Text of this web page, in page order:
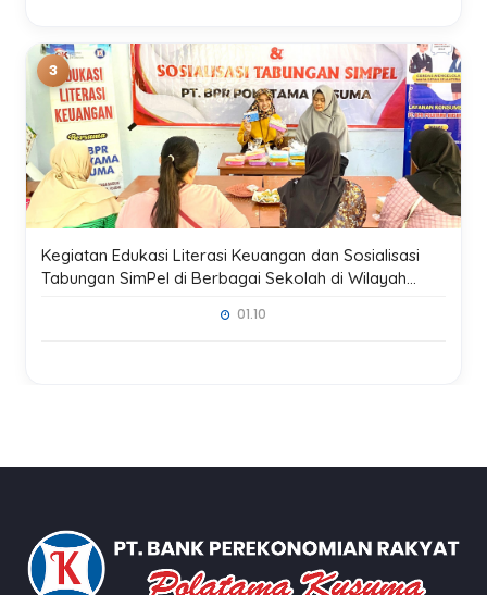
Kegiatan Edukasi Literasi Keuangan dan Sosialisasi
Tabungan SimPel di Berbagai Sekolah di Wilayah
01.10